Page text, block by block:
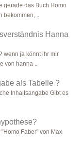
gerade das Buch Homo
bekommen, ..
Hanna
wenn ja könnt ihr mir
von hanna ..
als Tabelle ?
Inhaltsangabe Gibt es
Faber" von Max